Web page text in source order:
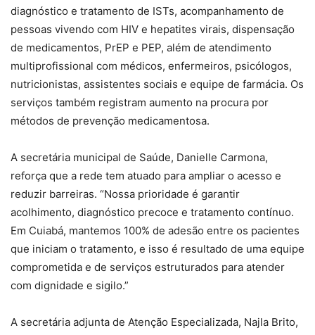
diagnóstico e tratamento de ISTs, acompanhamento de
pessoas vivendo com HIV e hepatites virais, dispensação
de medicamentos, PrEP e PEP, além de atendimento
multiprofissional com médicos, enfermeiros, psicólogos,
nutricionistas, assistentes sociais e equipe de farmácia. Os
serviços também registram aumento na procura por
métodos de prevenção medicamentosa.
A secretária municipal de Saúde, Danielle Carmona,
reforça que a rede tem atuado para ampliar o acesso e
reduzir barreiras. “Nossa prioridade é garantir
acolhimento, diagnóstico precoce e tratamento contínuo.
Em Cuiabá, mantemos 100% de adesão entre os pacientes
que iniciam o tratamento, e isso é resultado de uma equipe
comprometida e de serviços estruturados para atender
com dignidade e sigilo.”
A secretária adjunta de Atenção Especializada, Najla Brito,